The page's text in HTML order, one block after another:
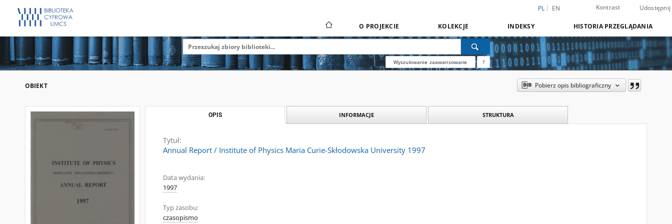
PL EN Kontrast Udostępnij
O PROJEKCIE KOLEKCJE INDEKSY HISTORIA PRZEGLĄDANIA
Wyszukiwanie zaawansowane ?
OBIEKT Pobierz opis bibliograficzny
OPIS INFORMACJE STRUKTURA
Tytuł:
Annual Report / Institute of Physics Maria Curie-Skłodowska University 1997
Data wydania:
1997
Typ zasobu:
czasopismo